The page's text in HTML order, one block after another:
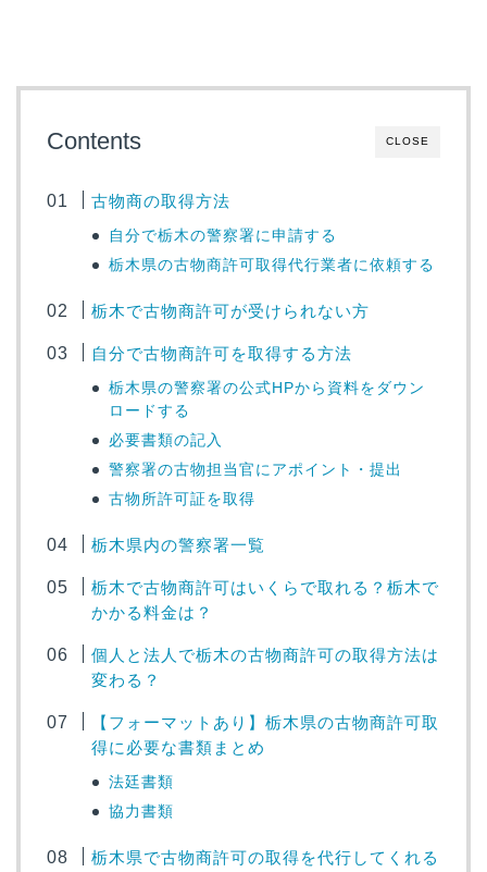
CLOSE
Contents
古物商の取得方法
自分で栃木の警察署に申請する
栃木県の古物商許可取得代行業者に依頼する
栃木で古物商許可が受けられない方
自分で古物商許可を取得する方法
栃木県の警察署の公式HPから資料をダウン
ロードする
必要書類の記入
警察署の古物担当官にアポイント・提出
古物所許可証を取得
栃木県内の警察署一覧
栃木で古物商許可はいくらで取れる？栃木で
かかる料金は？
個人と法人で栃木の古物商許可の取得方法は
変わる？
【フォーマットあり】栃木県の古物商許可取
得に必要な書類まとめ
法廷書類
協力書類
栃木県で古物商許可の取得を代行してくれる